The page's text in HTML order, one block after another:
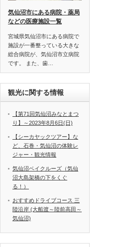
気仙沼市にある病院・薬局
などの医療施設一覧
宮城県気仙沼市にある病院で
施設が一番整っている大きな
総合病院が、気仙沼市立病院
です。 また、歯…
観光に関する情報
【第71回気仙沼みなとまつ
り】～2023年8月6日(日)
【シーカヤックツアー】な
ど、石巻・気仙沼の体験レ
ジャー・観光情報
気仙沼ベイクルーズ（気仙
沼大島架橋の下をくぐ
る！）
おすすめドライブコース 三
陸沿岸 (大船渡～陸前高田～
気仙沼)